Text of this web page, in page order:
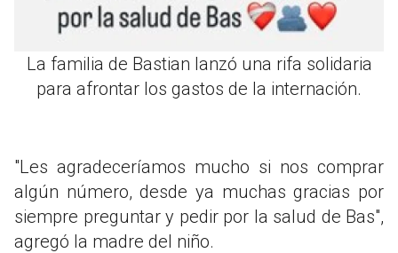
La familia de Bastian lanzó una rifa solidaria
para afrontar los gastos de la internación.
"Les agradeceríamos mucho si nos comprar
algún número, desde ya muchas gracias por
siempre preguntar y pedir por la salud de Bas",
agregó la madre del niño.